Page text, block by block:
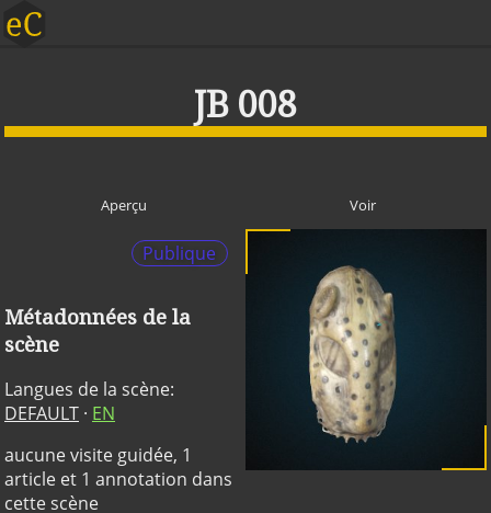
JB 008
Aperçu Voir
Publique
Métadonnées de la
scène
Langues de la scène:
DEFAULT · EN
aucune visite guidée, 1
article et 1 annotation dans
cette scène